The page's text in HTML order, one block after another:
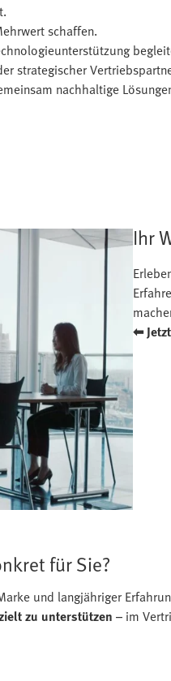
schaffen.
strategischer
nachhaltige
Ihr
⬅
für Sie?
und langjähriger
zu unterstützen – im